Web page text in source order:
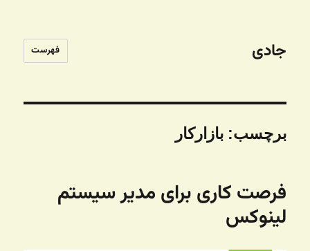
جادی فهرست
برچسب:بازارکار
فرصت کاری برای مدیر سیستم
لینوکس